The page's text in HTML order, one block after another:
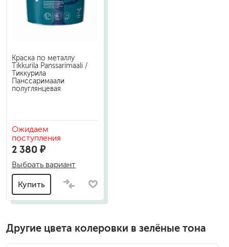
Краска по металлу
Tikkurila Panssarimaali /
Тиккурила
Панссаримаали
полуглянцевая
Ожидаем
поступления
2 380 ₽
Выбрать вариант
Купить
Другие цвета колеровки в зелёные тона